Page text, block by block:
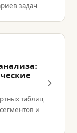
задач.
таблиц
и